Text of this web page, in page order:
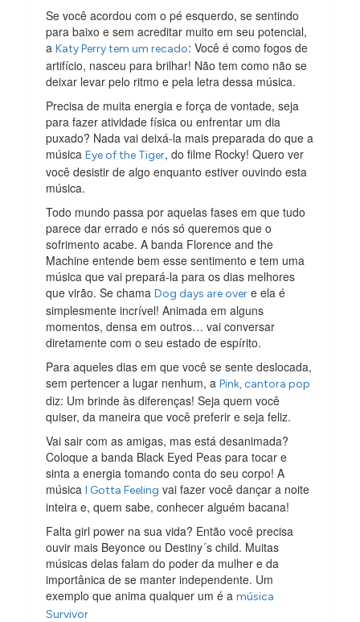
Se você acordou com o pé esquerdo, se sentindo
para baixo e sem acreditar muito em seu potencial,
aKaty Perry tem um recado: Você é como fogos de
artifício, nasceu para brilhar! Não tem como não se
deixar levar pelo ritmo e pela letra dessa música.
Precisa de muita energia e força de vontade, seja
para fazer atividade física ou enfrentar um dia
puxado? Nada vai deixá-la mais preparada do que a
músicaEye of the Tiger, do filme Rocky! Quero ver
você desistir de algo enquanto estiver ouvindo esta
música.
Todo mundo passa por aquelas fases em que tudo
parece dar errado e nós só queremos que o
sofrimento acabe. A banda Florence and the
Machine entende bem esse sentimento e tem uma
música que vai prepará-la para os dias melhores
que virão. Se chamaDog days are over e ela é
simplesmente incrível! Animada em alguns
momentos, densa em outros… vai conversar
diretamente com o seu estado de espírito.
Para aqueles dias em que você se sente deslocada,
sem pertencer a lugar nenhum, aPink, cantora pop
diz: Um brinde às diferenças! Seja quem você
quiser, da maneira que você preferir e seja feliz.
Vai sair com as amigas, mas está desanimada?
Coloque a banda Black Eyed Peas para tocar e
sinta a energia tomando conta do seu corpo! A
músicaI Gotta Feeling vai fazer você dançar a noite
inteira e, quem sabe, conhecer alguém bacana!
Falta girl power na sua vida? Então você precisa
ouvir mais Beyonce ou Destiny´s child. Muitas
músicas delas falam do poder da mulher e da
importânica de se manter independente. Um
exemplo que anima qualquer um é amúsica
Survivor